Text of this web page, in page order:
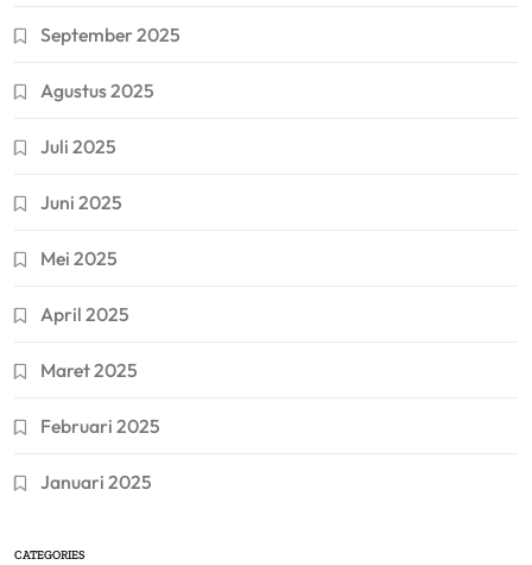
September 2025
Agustus 2025
Juli 2025
Juni 2025
Mei 2025
April 2025
Maret 2025
Februari 2025
Januari 2025
CATEGORIES